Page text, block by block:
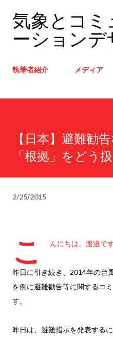
スキップしてメイ
気象とコミ
ーションデ
執筆者紹介 メディア
【日本】避難勧
「根拠」をどう
2/25/2015
こ んにちは。渡邉です
昨日に引き続き、2014年の台
を例に避難勧告等に関するコ
す。
昨日は、避難指示を発表する